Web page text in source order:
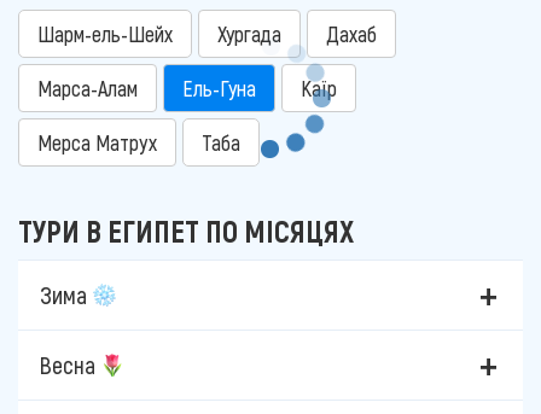
Шарм-ель-Шейх Хургада Дахаб
Марса-Алам Ель-Гуна Каїр
Мерса Матрух Таба
ТУРИ В ЕГИПЕТ ПО МІСЯЦЯХ
Зима
Весна